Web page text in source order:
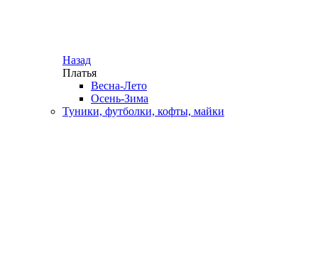
Назад
Платья
Весна-Лето
Осень-Зима
Туники, футболки, кофты, майки